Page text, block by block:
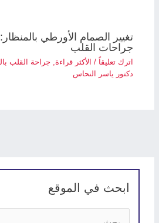
تغيير الصمام الأورطي
جراحات القلب
اترك تعليقاً / الأكثر قراءة جراحة القلب
دكتور ياسر النحاس
ابحث في الموقع